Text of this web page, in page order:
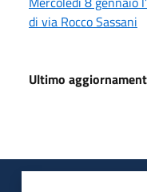
di via Rocco Sassani
Ultimo